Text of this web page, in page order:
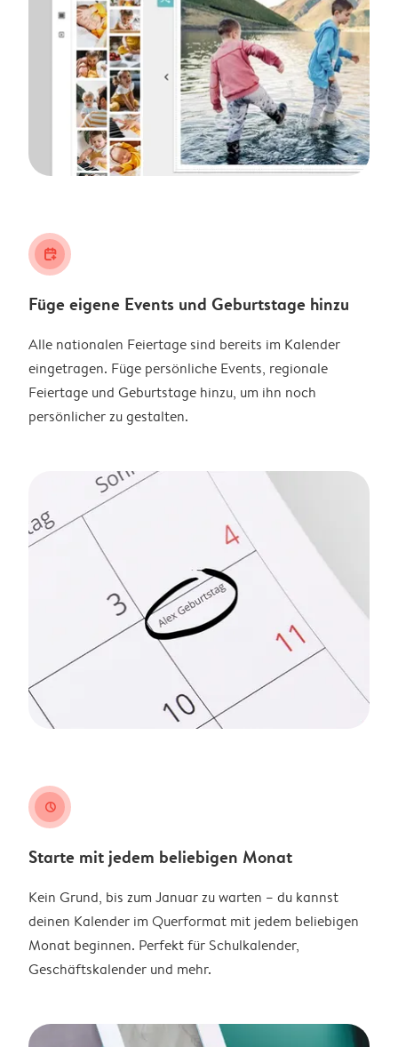
calendar_plus
Füge eigene Events und Geburtstage hinzu
Alle nationalen Feiertage sind bereits im Kalender
eingetragen. Füge persönliche Events, regionale
Feiertage und Geburtstage hinzu, um ihn noch
persönlicher zu gestalten.
clock
Starte mit jedem beliebigen Monat
Kein Grund, bis zum Januar zu warten – du kannst
deinen Kalender im Querformat mit jedem beliebigen
Monat beginnen. Perfekt für Schulkalender,
Geschäftskalender und mehr.